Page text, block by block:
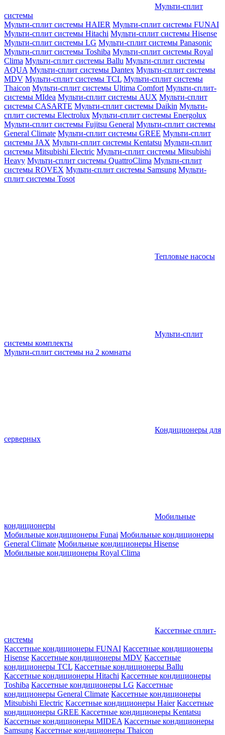
Мульти-сплит
системы
Мульти-сплит системы HAIER Мульти-сплит системы FUNAI
Мульти-сплит системы Hitachi Мульти-сплит системы Hisense
Мульти-сплит системы LG Мульти-сплит системы Panasonic
Мульти-сплит системы Toshiba Мульти-сплит системы Royal
Clima Мульти-сплит системы Ballu Мульти-сплит системы
AQUA Мульти-сплит системы Dantex Мульти-сплит системы
MDV Мульти-сплит системы TCL Мульти-сплит системы
Thaicon Мульти-сплит системы Ultima Comfort Мульти-сплит-
системы MIdea Мульти-сплит системы AUX Мульти-сплит
системы CASARTE Мульти-сплит системы Daikin Мульти-
сплит системы Electrolux Мульти-сплит системы Energolux
Мульти-сплит системы Fujitsu General Мульти-сплит системы
General Climate Мульти-сплит системы GREE Мульти-сплит
системы JAX Мульти-сплит системы Kentatsu Мульти-сплит
системы Mitsubishi Electric Мульти-сплит системы Mitsubishi
Heavy Мульти-сплит системы QuattroClima Мульти-сплит
системы ROVEX Мульти-сплит системы Samsung Мульти-
сплит системы Tosot
Тепловые насосы
Мульти-сплит
системы комплекты
Мульти-сплит системы на 2 комнаты
Кондиционеры для
серверных
Мобильные
кондиционеры
Мобильные кондиционеры Funai Мобильные кондиционеры
General Climate Мобильные кондиционеры Hisense
Мобильные кондиционеры Royal Clima
Кассетные сплит-
системы
Кассетные кондиционеры FUNAI Кассетные кондиционеры
Hisense Кассетные кондиционеры MDV Кассетные
кондиционеры TCL Кассетные кондиционеры Ballu
Кассетные кондиционеры Hitachi Кассетные кондиционеры
Toshiba Кассетные кондиционеры LG Кассетные
кондиционеры General Climate Кассетные кондиционеры
Mitsubishi Electric Кассетные кондиционеры Haier Кассетные
кондиционеры GREE Кассетные кондиционеры Kentatsu
Кассетные кондиционеры MIDEA Кассетные кондиционеры
Samsung Кассетные кондиционеры Thaicon